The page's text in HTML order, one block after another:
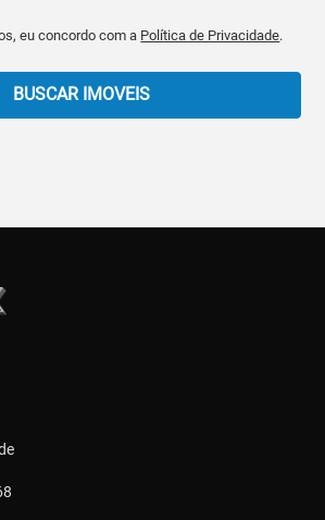
eu concordo com a Política de Privacidade.
BUSCAR IMOVEIS